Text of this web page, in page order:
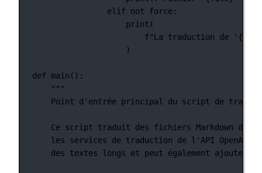
elif
not force:
print (
f"La traduction de ' {
)
def main ():
"""
Point d'entrée principal du script de
Ce script traduit des fichiers Markdown
les services de traduction de l'API OpenAI,
des textes longs et peut également ajouter